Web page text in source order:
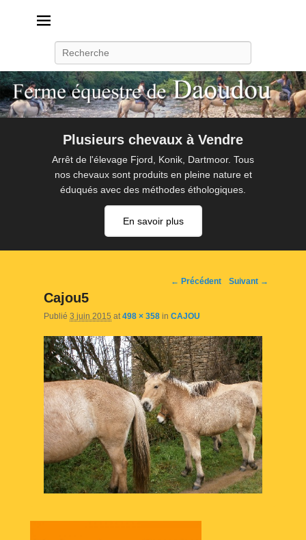
Plusieurs chevaux à Vendre
Arrêt de l'élevage Fjord, Konik, Dartmoor. Tous
nos chevaux sont produits en pleine nature et
éduqués avec des méthodes éthologiques.
En savoir plus
Navigation
← Précédent Suivant →
Cajou5
Publié 3 juin 2015 at 498 × 358 in CAJOU